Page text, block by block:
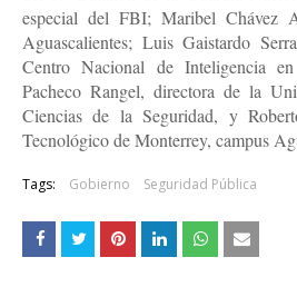
especial del FBI; Maribel Chávez
Aguascalientes; Luis Gaistardo
Centro Nacional de Inteligencia
Pacheco Rangel, directora de la
Ciencias de la Seguridad, y
Tecnológico de Monterrey, campus
Tags: Gobierno Seguridad Pública